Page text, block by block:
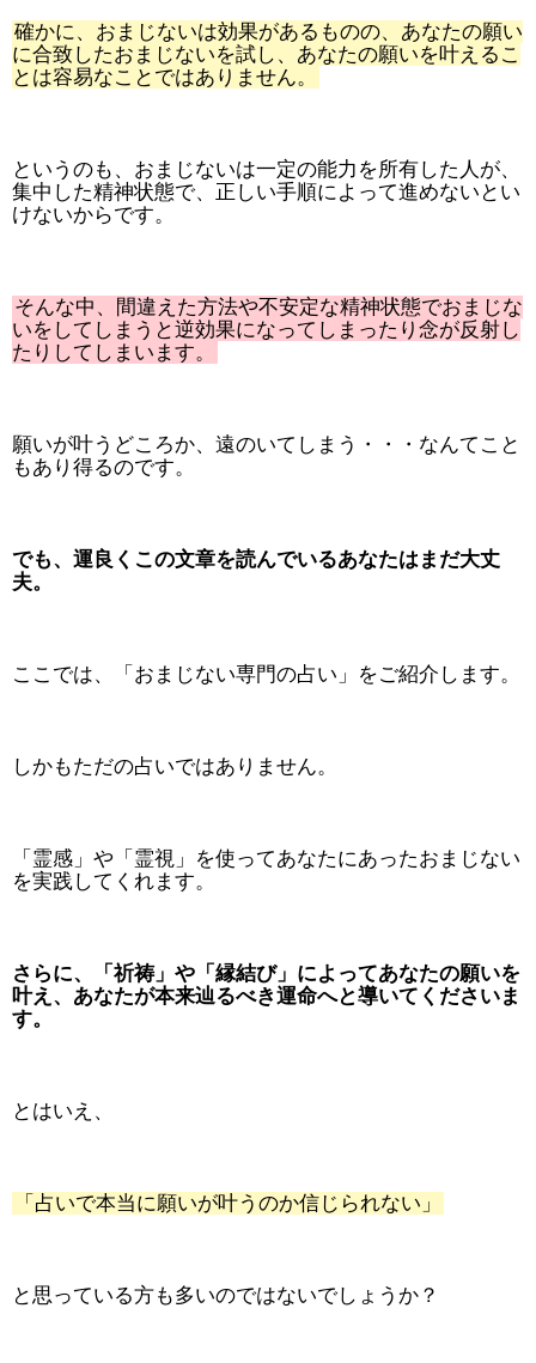
確かに、おまじないは効果があるものの、あなたの願い
に合致したおまじないを試し、あなたの願いを叶えるこ
とは容易なことではありません。
というのも、おまじないは一定の能力を所有した人が、
集中した精神状態で、正しい手順によって進めないとい
けないからです。
そんな中、間違えた方法や不安定な精神状態でおまじな
いをしてしまうと逆効果になってしまったり念が反射し
たりしてしまいます。
願いが叶うどころか、遠のいてしまう・・・なんてこと
もあり得るのです。
でも、運良くこの文章を読んでいるあなたはまだ大丈
夫。
ここでは、「おまじない専門の占い」をご紹介します。
しかもただの占いではありません。
「霊感」や「霊視」を使ってあなたにあったおまじない
を実践してくれます。
さらに、「祈祷」や「縁結び」によってあなたの願いを
叶え、あなたが本来辿るべき運命へと導いてくださいま
す。
とはいえ、
「占いで本当に願いが叶うのか信じられない」
と思っている方も多いのではないでしょうか？